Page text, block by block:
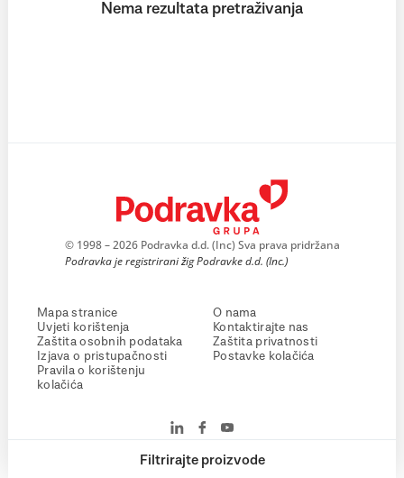
Filtrirajte proizvode
Nema rezultata pretraživanja
© 1998 – 2026 Podravka d.d. (Inc) Sva prava pridržana
Podravka je registrirani žig Podravke d.d. (Inc.)
Mapa stranice
Uvjeti korištenja
Zaštita osobnih podataka
Izjava o pristupačnosti
Pravila o korištenju
kolačića
O nama
Kontaktirajte nas
Zaštita privatnosti
Postavke kolačića